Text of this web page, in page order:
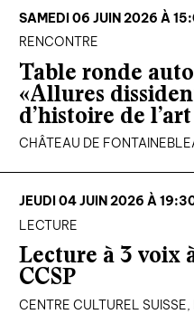
SAMEDI 06 JUIN 2026 À
RENCONTRE
Table ronde
«Allures
d’histoire de l’art
CHÂTEAU DE
JEUDI 04 JUIN 2026 À
LECTURE
Lecture à 3 voix
CCSP
CENTRE CULTUREL SUISSE,